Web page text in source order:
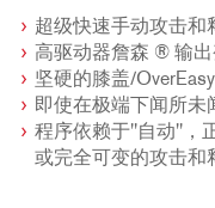
超级快速手动攻击和
高驱动器詹森 ® 输
坚硬的膝盖/
即使在极端下闻所未
程序依赖于"自动"，
或完全可变的攻击和